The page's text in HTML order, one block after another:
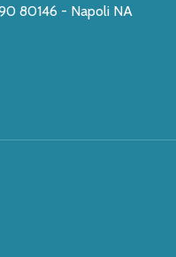
80146 - Napoli NA